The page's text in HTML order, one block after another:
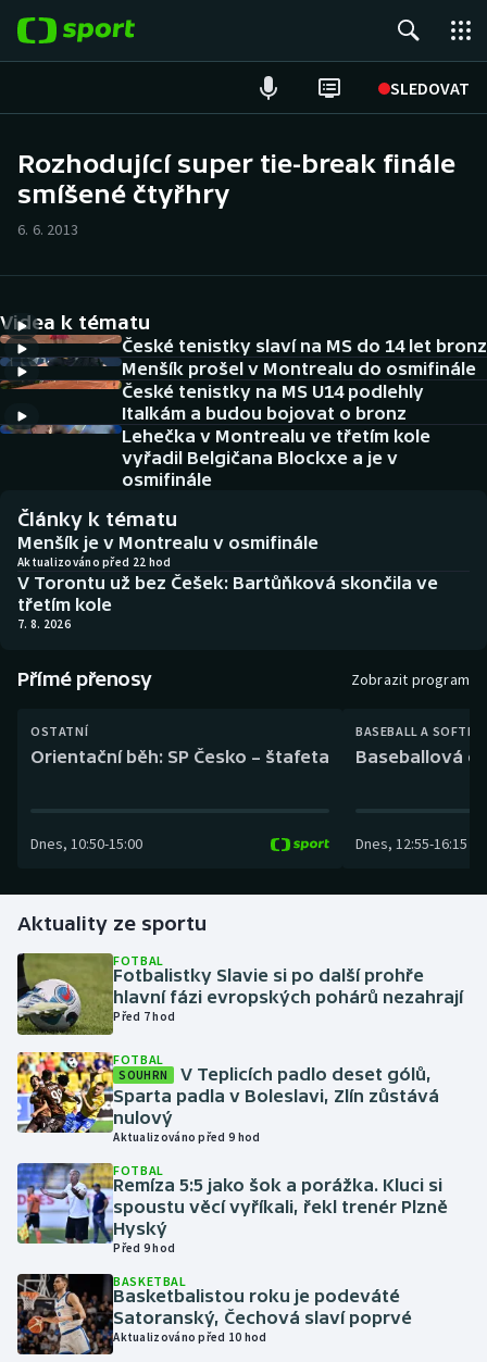
SLEDOVAT
Hokej
Cyklistika
DALŠÍ SPORTY
Americký fotbal
Basketbal
Biatlon
Curling
Futsal
Golf
Gymnastika
Házená
Jezdectví
Judo
Krasobruslení
Lezení
Lyže a snowboard
NEPŘEHLÉDNĚTE
Historické návraty
Aplikace ČT sport
Rozhodující super tie-break finále
smíšené čtyřhry
6. 6. 2013
Videa k tématu
České tenistky slaví na MS do 14 let bronz
Menšík prošel v Montrealu do osmifinále
České tenistky na MS U14 podlehly
Italkám a budou bojovat o bronz
Lehečka v Montrealu ve třetím kole
vyřadil Belgičana Blockxe a je v
osmifinále
Články k tématu
Menšík je v Montrealu v osmifinále
Aktualizováno před 22 hod
V Torontu už bez Češek: Bartůňková skončila ve
třetím kole
7. 8. 2026
Přímé přenosy Zobrazit program
OSTATNÍ
Orientační běh: SP Česko – štafeta
Dnes, 10:50-15:00
BASEBALL A
Baseballová
Dnes, 12:55-16:15
Aktuality ze sportu
FOTBAL
Fotbalistky Slavie si po další prohře
hlavní fázi evropských pohárů nezahrají
Před 7 hod
FOTBAL
SOUHRN
V Teplicích padlo deset gólů,
Sparta padla v Boleslavi, Zlín zůstává
nulový
Aktualizováno před 9 hod
FOTBAL
Remíza 5:5 jako šok a porážka. Kluci si
spoustu věcí vyříkali, řekl trenér Plzně
Hyský
Před 9 hod
BASKETBAL
Basketbalistou roku je podeváté
Satoranský, Čechová slaví poprvé
Aktualizováno před 10 hod